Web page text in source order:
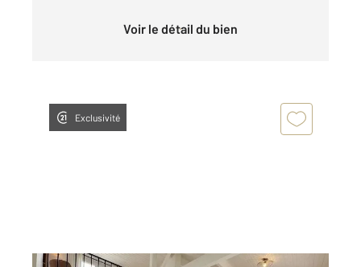
Voir le détail du bien
Exclusivité